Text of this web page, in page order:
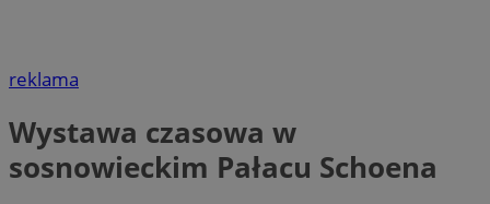
reklama
Wystawa czasowa w
sosnowieckim Pałacu Schoena